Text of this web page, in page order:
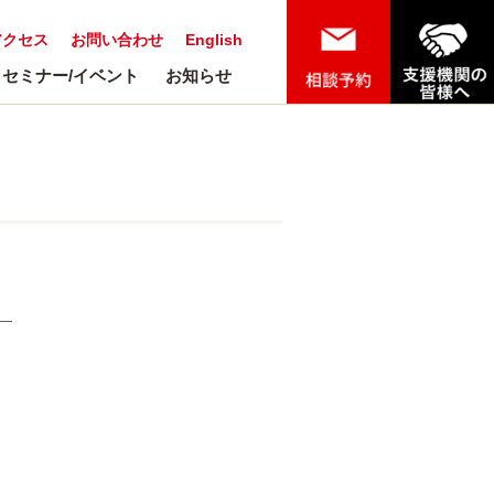
English
お問い合わせ
セス
セミナー/イベント お知らせ